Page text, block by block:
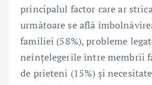
principalul factor care ar
următoare se află
familiei (58%), probleme
neînțelegerile între membrii
de prieteni (15%) și